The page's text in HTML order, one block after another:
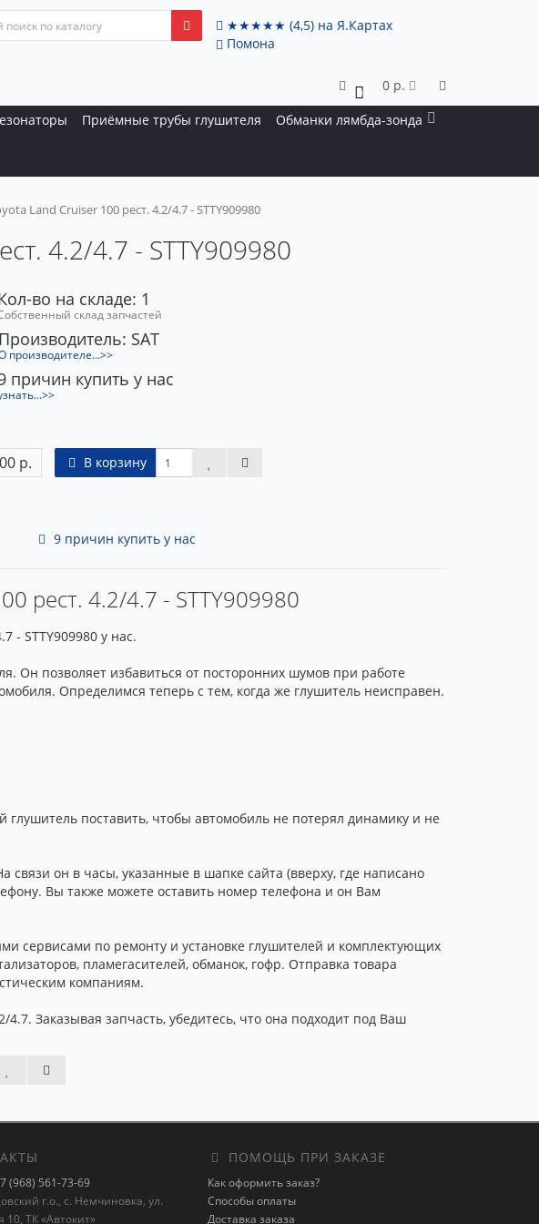
★★★★★ (4,5) на Я.Картах
Помона
0
0 р.
Приёмные трубы глушителя Обманки лямбда-зонда
Land Cruiser 100 рест. 4.2/4.7 - STTY909980
4.2/4.7 - STTY909980
во на складе: 1
склад запчастей
Производитель: SAT
производителе...>>
причин купить у нас
р. В корзину
9 причин купить у нас
рест. 4.2/4.7 - STTY909980
- STTY909980 у нас.
Он позволяет избавиться от посторонних шумов при работе
Определимся теперь с тем, когда же глушитель неисправен.
поставить, чтобы автомобиль не потерял динамику и не
он в часы, указанные в шапке сайта (вверху, где написано
Вы также можете оставить номер телефона и он Вам
сервисами по ремонту и установке глушителей и комплектующих
пламегасителей, обманок, гофр. Отправка товара
компаниям.
Заказывая запчасть, убедитесь, что она подходит под Ваш
(968) 561-73-69
г.о., с. Немчиновка, ул.
10, ТК «Автокит»
ПОМОЩЬ ПРИ ЗАКАЗЕ
Как оформить заказ?
Способы оплаты
Доставка заказа